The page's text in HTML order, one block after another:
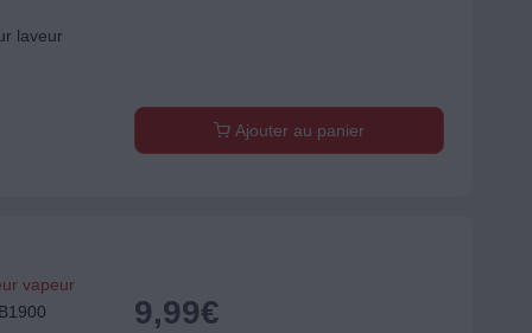
laveur
Ajouter au panier
vapeur
9,99€